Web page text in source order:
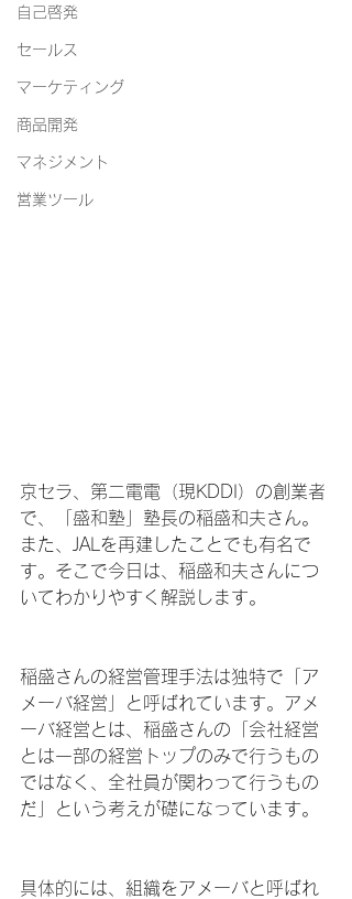
自己啓発
セールス
マーケティング
商品開発
マネジメント
営業ツール
京セラ、第二電電（現KDDI）の創業者
で、「盛和塾」塾長の稲盛和夫さん。
また、JALを再建したことでも有名で
す。そこで今日は、稲盛和夫さんにつ
いてわかりやすく解説します。
稲盛さんの経営管理手法は独特で「ア
メーバ経営」と呼ばれています。アメ
ーバ経営とは、稲盛さんの「会社経営
とは一部の経営トップのみで行うもの
ではなく、全社員が関わって行うもの
だ」という考えが礎になっています。
具体的には、組織をアメーバと呼ばれ